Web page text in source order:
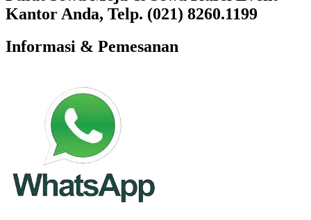
Kantor Anda, Telp. (021) 8260.1199
Informasi & Pemesanan